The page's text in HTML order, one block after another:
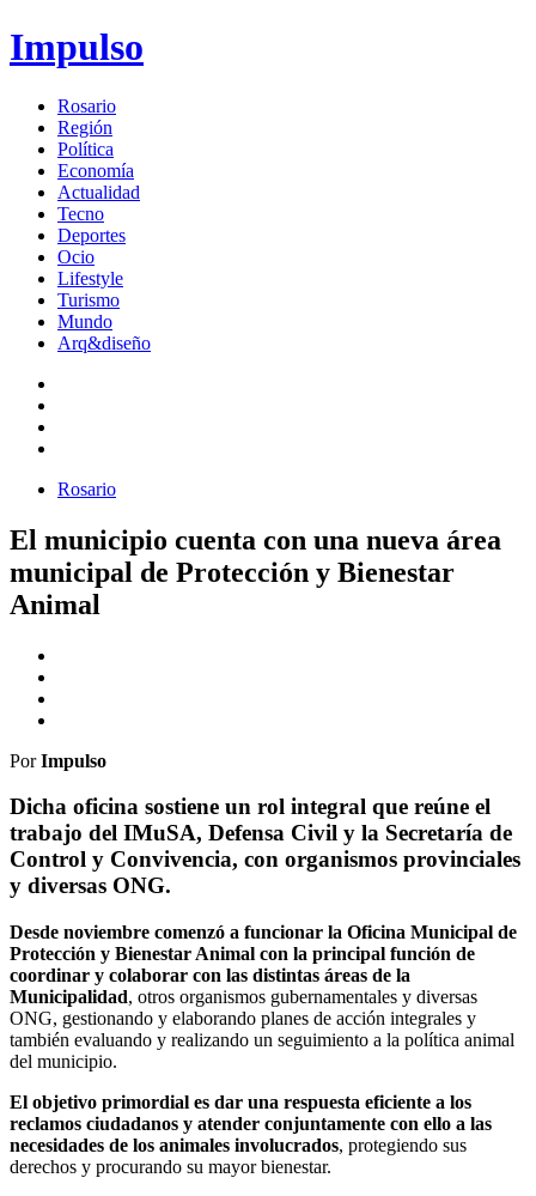
Impulso
Rosario
Región
Política
Economía
Actualidad
Tecno
Deportes
Ocio
Lifestyle
Turismo
Mundo
Arq&diseño
Rosario
El municipio cuenta con una nueva área
municipal de Protección y Bienestar
Animal
PorImpulso
Dicha oficina sostiene un rol integral que reúne el
trabajo del IMuSA, Defensa Civil y la Secretaría de
Control y Convivencia, con organismos provinciales
y diversas ONG.
Desde noviembre comenzó a funcionar la Oficina Municipal de
Protección y Bienestar Animal con la principal función de
coordinar y colaborar con las distintas áreas de la
Municipalidad, otros organismos gubernamentales y diversas
ONG, gestionando y elaborando planes de acción integrales y
también evaluando y realizando un seguimiento a la política animal
del municipio.
El objetivo primordial es dar una respuesta eficiente a los
reclamos ciudadanos y atender conjuntamente con ello a las
necesidades de los animales involucrados, protegiendo sus
derechos y procurando su mayor bienestar.